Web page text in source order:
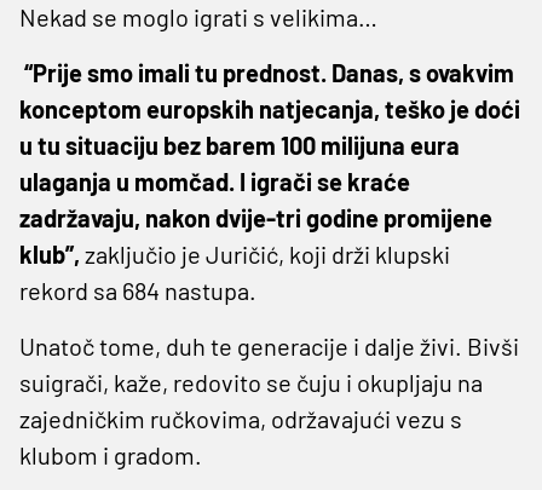
Nekad se moglo igrati s velikima…
“Prije smo imali tu prednost. Danas, s ovakvim
konceptom europskih natjecanja, teško je doći
u tu situaciju bez barem 100 milijuna eura
ulaganja u momčad. I igrači se kraće
zadržavaju, nakon dvije-tri godine promijene
klub”, zaključio je Juričić, koji drži klupski
rekord sa 684 nastupa.
Unatoč tome, duh te generacije i dalje živi. Bivši
suigrači, kaže, redovito se čuju i okupljaju na
zajedničkim ručkovima, održavajući vezu s
klubom i gradom.